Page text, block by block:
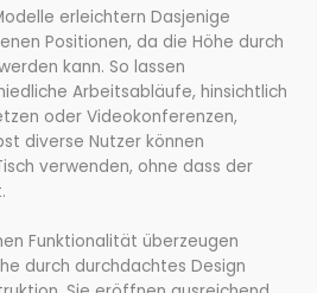
erleichtern Dasjenige
Positionen, da die Höhe durch
kann. So lassen
Arbeitsabläufe, hinsichtlich
oder Videokonferenzen,
diverse Nutzer können
verwenden, ohne dass der
Funktionalität überzeugen
durch durchdachtes Design